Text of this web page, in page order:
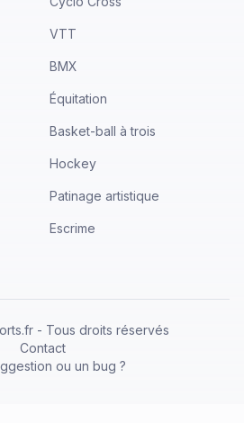
VTT
BMX
Équitation
Basket-ball à trois
Hockey
Patinage artistique
Escrime
- Tous droits réservés
Contact
ou un bug ?